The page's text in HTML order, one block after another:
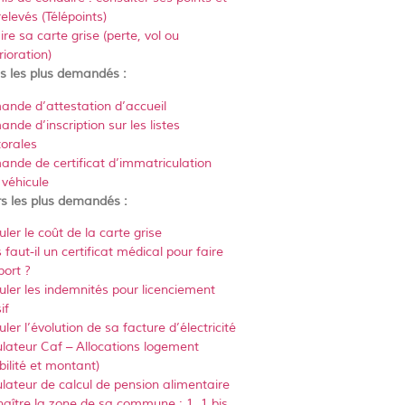
(Télépoints)
sa carte grise (perte, vol ou
les plus demandés :
d’attestation d’accueil
d’inscription sur les listes
de certificat d’immatriculation
véhicule
les plus demandés :
le coût de la carte grise
faut-il un certificat médical pour faire
?
les indemnités pour licenciement
l’évolution de sa facture d’électricité
Caf – Allocations logement
et montant)
de calcul de pension alimentaire